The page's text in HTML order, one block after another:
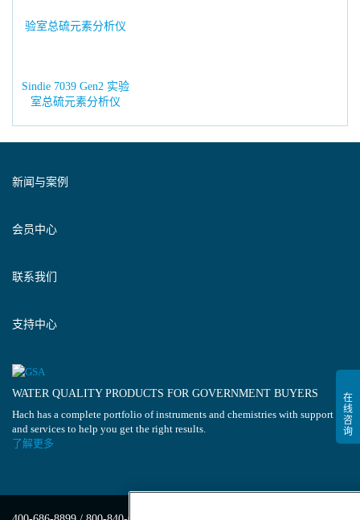
Sindie 7039 Gen2 实验
室总硫元素分析仪
新闻与案例
会员中心
联系我们
支持中心
WATER QUALITY PRODUCTS FOR GOVERNMENT BUYERS
Hach has a complete portfolio of instruments and chemistries with support
and services to help you get the right results.
了解更多